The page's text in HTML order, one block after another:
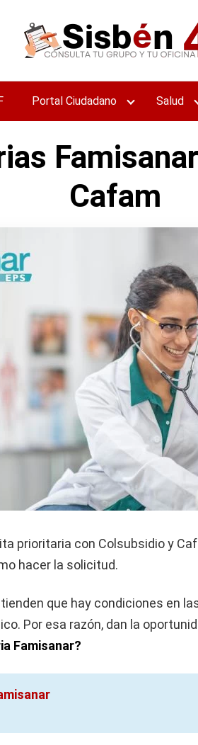
Portal Ciudadano Salud
Cafam
prioritaria con Colsubsidio y
hacer la solicitud.
que hay condiciones en
Por esa razón, dan la
Famisanar?